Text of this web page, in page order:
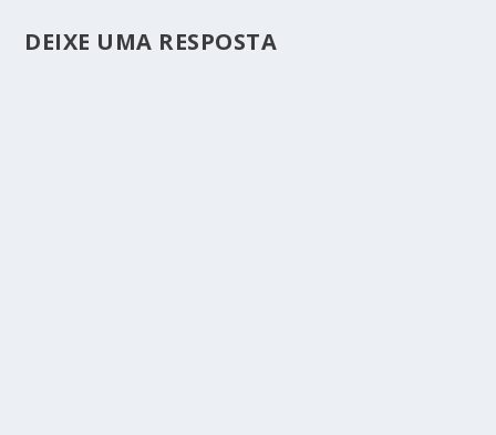
DEIXE UMA RESPOSTA